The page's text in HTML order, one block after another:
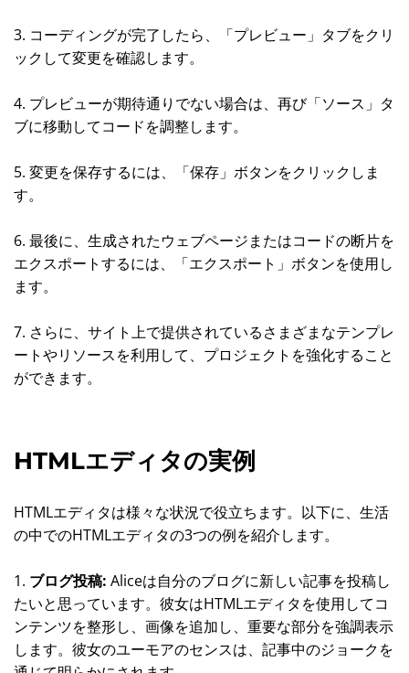
3. コーディングが完了したら、「プレビュー」タブをクリ
ックして変更を確認します。
4. プレビューが期待通りでない場合は、再び「ソース」タ
ブに移動してコードを調整します。
5. 変更を保存するには、「保存」ボタンをクリックしま
す。
6. 最後に、生成されたウェブページまたはコードの断片を
エクスポートするには、「エクスポート」ボタンを使用し
ます。
7. さらに、サイト上で提供されているさまざまなテンプレ
ートやリソースを利用して、プロジェクトを強化すること
ができます。
HTMLエディタの実例
HTMLエディタは様々な状況で役立ちます。以下に、生活
の中でのHTMLエディタの3つの例を紹介します。
1. ブログ投稿: Aliceは自分のブログに新しい記事を投稿し
たいと思っています。彼女はHTMLエディタを使用してコ
ンテンツを整形し、画像を追加し、重要な部分を強調表示
します。彼女のユーモアのセンスは、記事中のジョークを